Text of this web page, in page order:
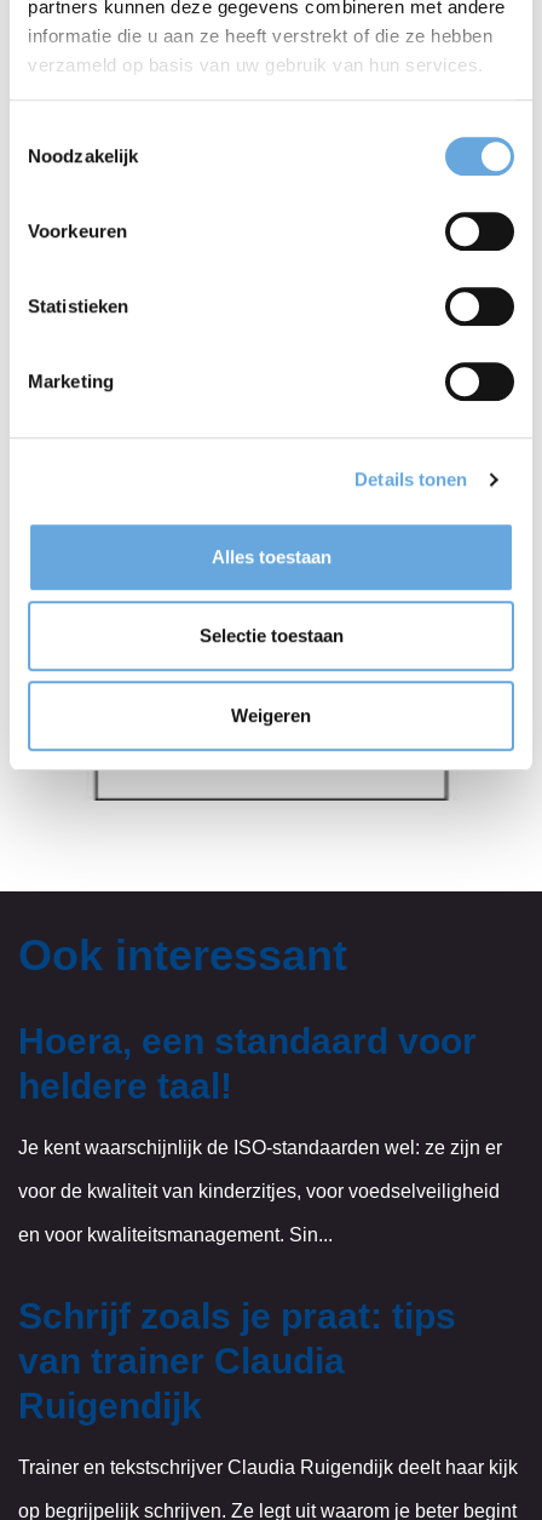
partners kunnen deze gegevens combineren met andere
informatie die u aan ze heeft verstrekt of die ze hebben
verzameld op basis van uw gebruik van hun services.
Noodzakelijk
Voorkeuren
Statistieken
Marketing
Details tonen
Alles toestaan
Selectie toestaan
Weigeren
die kwaliteit van ons vertaalbureau wel goed zit!’
Ook interessant
Hoera, een standaard voor
heldere taal!
Je kent waarschijnlijk de ISO-standaarden wel: ze zijn er
voor de kwaliteit van kinderzitjes, voor voedselveiligheid
en voor kwaliteitsmanagement. Sin...
Schrijf zoals je praat: tips
van trainer Claudia
Ruigendijk
Trainer en tekstschrijver Claudia Ruigendijk deelt haar kijk
op begrijpelijk schrijven. Ze legt uit waarom je beter begint